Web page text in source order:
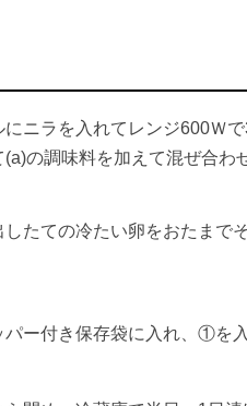
ニラを入れてレンジ600Ｗ
の調味料を加えて混ぜ合わ
たての冷たい卵をおたまで
ー付き保存袋に入れ、①を